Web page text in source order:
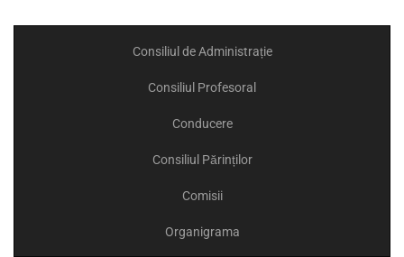
Consiliul de Administrație
Consiliul Profesoral
Conducere
Consiliul Părinților
Comisii
Organigrama